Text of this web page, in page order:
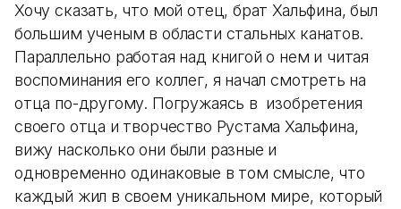
Хочу сказать, что мой отец, брат Хальфина, был
большим ученым в области стальных канатов.
Параллельно работая над книгой о нем и читая
воспоминания его коллег, я начал смотреть на
отца по-другому. Погружаясь в изобретения
своего отца и творчество Рустама Хальфина,
вижу насколько они были разные и
одновременно одинаковые в том смысле, что
каждый жил в своем уникальном мире, который